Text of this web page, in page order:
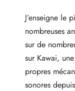
J’enseigne le
nombreuses
sur de
sur Kawai,
propres
sonores